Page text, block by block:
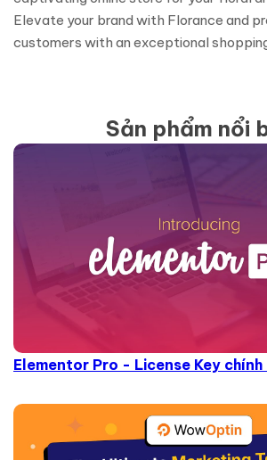
Elevate your brand with Florance and
customers with an exceptional
Sản phẩm nổi
Elementor Pro - License Key chính